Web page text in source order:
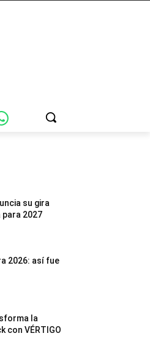
su gira
2027
2026: así fue
la
con VÉRTIGO